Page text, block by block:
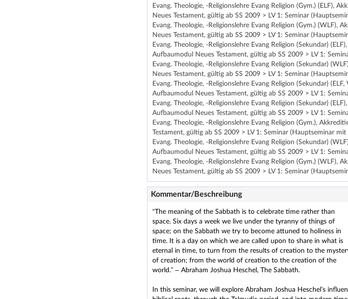
Evang. Theologie, -Religionslehre Evang Religion (Gym.) (ELF),
Neues Testament, gültig ab SS 2009 > LV 1: Seminar
Evang. Theologie, -Religionslehre Evang Religion (Gym.)
Neues Testament, gültig ab SS 2009 > LV 1: Seminar
Evang. Theologie, -Religionslehre Evang Religion (Sekundar)
Aufbaumodul Neues Testament, gültig ab SS 2009 > LV 1:
Evang. Theologie, -Religionslehre Evang Religion (Sekundar)
Neues Testament, gültig ab SS 2009 > LV 1: Seminar
Evang. Theologie, -Religionslehre Evang Religion (Sekundar)
Aufbaumodul Neues Testament, gültig ab SS 2009 > LV 1:
Evang. Theologie, -Religionslehre Evang Religion (Sekundar)
Aufbaumodul Neues Testament, gültig ab SS 2009 > LV 1:
Evang. Theologie, -Religionslehre Evang Religion (Gym.),
Testament, gültig ab SS 2009 > LV 1: Seminar (Hauptseminar mit
Evang. Theologie, -Religionslehre Evang Religion (Sekundar)
Aufbaumodul Neues Testament, gültig ab SS 2009 > LV 1:
Evang. Theologie, -Religionslehre Evang Religion (Gym.)
Neues Testament, gültig ab SS 2009 > LV 1: Seminar
Kommentar/Beschreibung
“The meaning of the Sabbath is to celebrate time rather than
space. Six days a week we live under the tyranny of things of
space; on the Sabbath we try to become attuned to holiness in
time. It is a day on which we are called upon to share in what is
eternal in time, to turn from the results of creation to the
of creation; from the world of creation to the creation of the
world.” – Abraham Joshua Heschel, The Sabbath.
In this seminar, we will explore Abraham Joshua Heschel’s